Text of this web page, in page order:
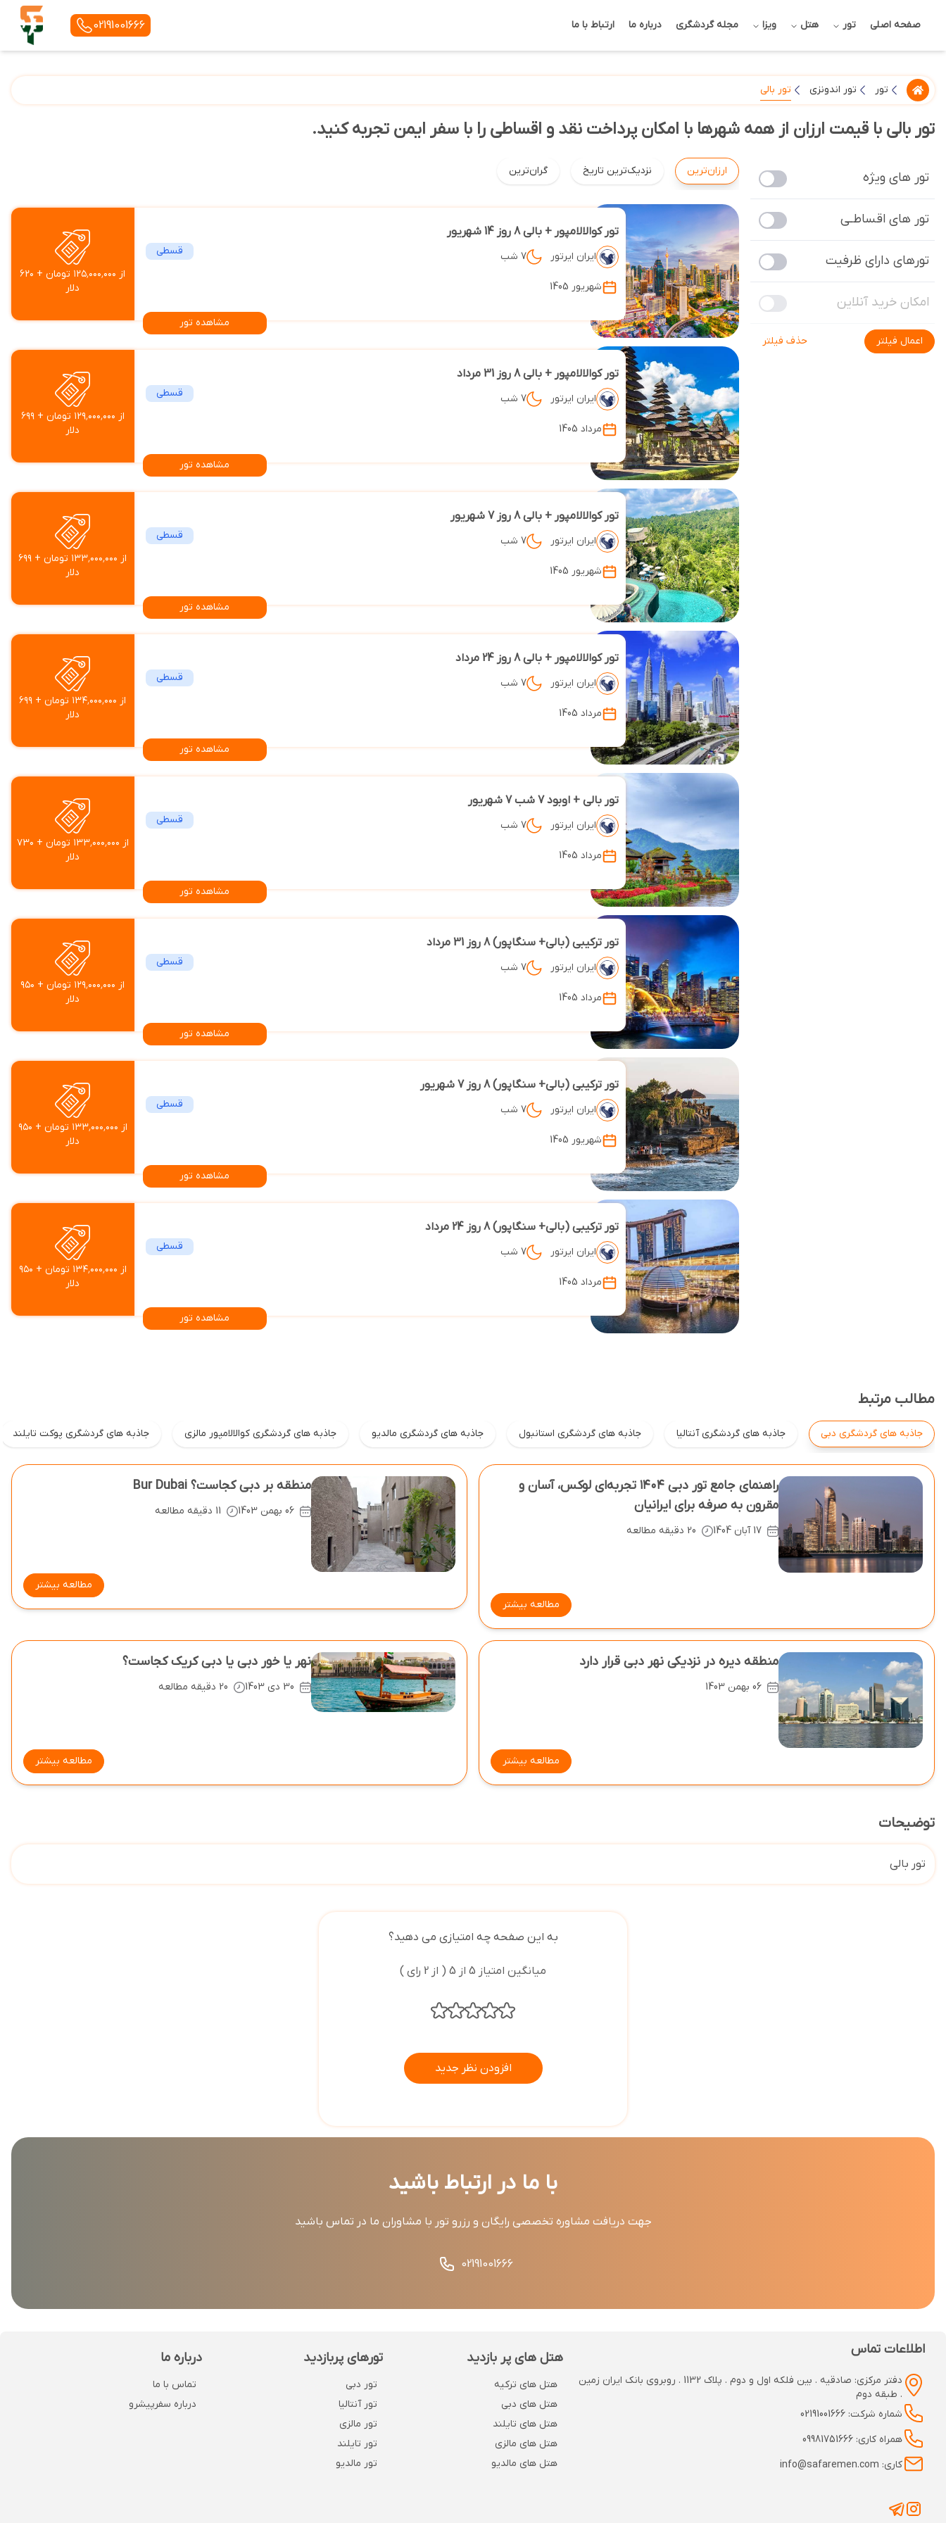
صفحه اصلی تور هتل ویزا مجله گردشگری درباره ما ارتباط با ما 02191001666
تور تور اندونزی تور بالی
تور بالی با قیمت ارزان از همه شهرها با امکان پرداخت نقد و اقساطی را با سفر ایمن تجربه کنید.
تور های ویژه
تور های اقساطـی
تورهای دارای ظرفیت
امکان خرید آنلاین
اعمال فیلتر حذف فیلتر
ارزان‌ترین نزدیک‌ترین تاریخ گران‌ترین
تور کوالالامپور + بالی 8 روز 14 شهریور
ایران ایرتور 7 شب قسطی
شهریور 1405
مشاهده تور
از ۱۲۵٬۰۰۰٬۰۰۰ تومان + ۶۲۰
دلار
تور کوالالامپور + بالی 8 روز 31 مرداد
ایران ایرتور 7 شب قسطی
مرداد 1405
مشاهده تور
از ۱۲۹٬۰۰۰٬۰۰۰ تومان + ۶۹۹
دلار
تور کوالالامپور + بالی 8 روز 7 شهریور
ایران ایرتور 7 شب قسطی
شهریور 1405
مشاهده تور
از ۱۳۳٬۰۰۰٬۰۰۰ تومان + ۶۹۹
دلار
تور کوالالامپور + بالی 8 روز 24 مرداد
ایران ایرتور 7 شب قسطی
مرداد 1405
مشاهده تور
از ۱۳۴٬۰۰۰٬۰۰۰ تومان + ۶۹۹
دلار
تور بالی + اوبود 7 شب 7 شهریور
ایران ایرتور 7 شب قسطی
مرداد 1405
مشاهده تور
از ۱۳۳٬۰۰۰٬۰۰۰ تومان + ۷۳۰
دلار
تور ترکیبی (بالی+ سنگاپور) 8 روز 31 مرداد
ایران ایرتور 7 شب قسطی
مرداد 1405
مشاهده تور
از ۱۲۹٬۰۰۰٬۰۰۰ تومان + ۹۵۰
دلار
تور ترکیبی (بالی+ سنگاپور) 8 روز 7 شهریور
ایران ایرتور 7 شب قسطی
شهریور 1405
مشاهده تور
از ۱۳۳٬۰۰۰٬۰۰۰ تومان + ۹۵۰
دلار
تور ترکیبی (بالی+ سنگاپور) 8 روز 24 مرداد
ایران ایرتور 7 شب قسطی
مرداد 1405
مشاهده تور
از ۱۳۴٬۰۰۰٬۰۰۰ تومان + ۹۵۰
دلار
مطالب مرتبط
جاذبه های گردشگری دبی جاذبه های گردشگری آنتالیا جاذبه های گردشگری استانبول جاذبه های گردشگری مالدیو جاذبه های گردشگری کوالالامپور مالزی جاذبه های گردشگری پوکت تایلند
راهنمای جامع تور دبی ۱۴۰۴ تجربه‌ای لوکس، آسان و
مقرون ‌به‌ صرفه برای ایرانیان
17 آبان 1404 20 دقیقه مطالعه
مطالعه بیشتر
منطقه بر دبی کجاست؟ Bur Dubai
06 بهمن 1403 11 دقیقه مطالعه
مطالعه بیشتر
منطقه دیره در نزدیکی نهر دبی قرار دارد
06 بهمن 1403
مطالعه بیشتر
نهر یا خور دبی یا دبی کریک کجاست؟
30 دی 1403 20 دقیقه مطالعه
مطالعه بیشتر
توضیحات
تور بالی
به این صفحه چه امتیازی می دهید؟
میانگین امتیاز 5 از 5 ( از 2 رای )
افزودن نظر جدید
با ما در ارتباط باشید
جهت دریافت مشاوره تخصصی رایگان و رزرو تور با مشاوران ما در تماس باشید
02191001666
اطلاعات تماس
دفتر مرکزی: صادقیه . بین فلکه اول و دوم . پلاک 1132 . روبروی بانک ایران زمین
. طبقه دوم
شماره شرکت: 02191001666
همراه کاری: 09981751666
کاری: info@safaremen.com
هتل های پر بازدید
هتل های ترکیه
هتل های دبی
هتل های تایلند
هتل های مالزی
هتل های مالدیو
تورهای پربازدید
تور دبی
تور آنتالیا
تور مالزی
تور تایلند
تور مالدیو
درباره ما
تماس با ما
درباره سفرپیشرو